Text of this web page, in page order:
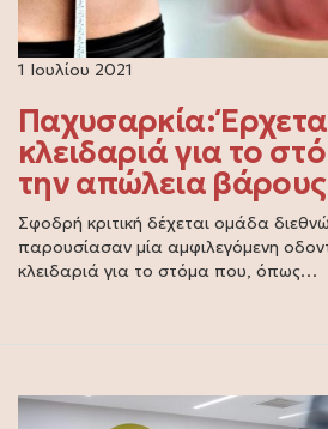
1 Ιουλίου 2021
Παχυσαρκία:
κλειδαριά για το
την απώλεια
Σφοδρή κριτική δέχεται ομάδα
παρουσίασαν μία αμφιλεγόμενη
κλειδαριά για το στόμα που, όπως…